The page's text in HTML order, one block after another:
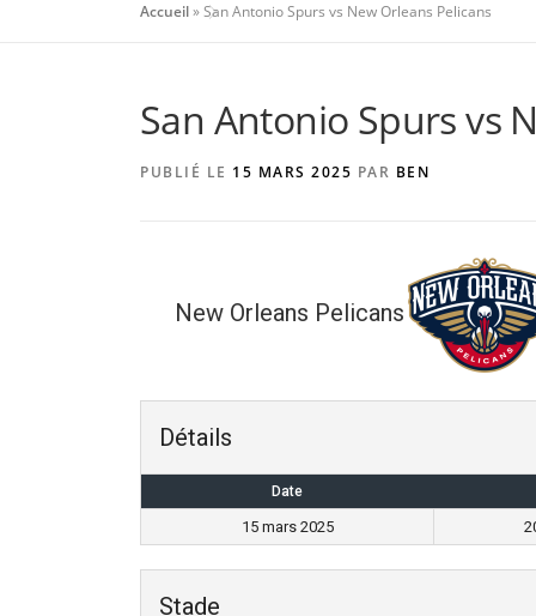
Accueil»San Antonio Spurs vs New Orleans Pelicans
San Antonio Spurs vs
PUBLIÉ LE 15 MARS 2025 PAR BEN
New Orleans Pelicans
Détails
Date
15 mars 2025
Stade